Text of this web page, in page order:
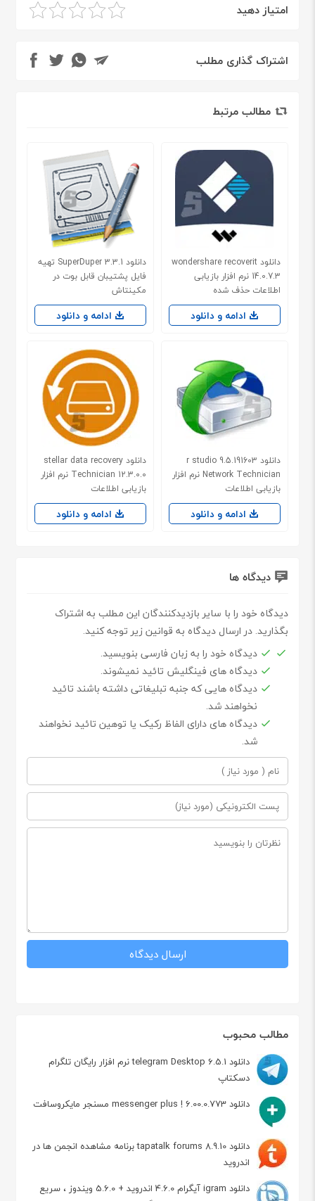
مطالب محبوب
دانلود telegram Desktop 6.5.1 نرم افزار رایگان تلگرام
دسکتاپ
دانلود messenger plus ! 6.00.0.773 مسنجر مایکروسافت
دانلود tapatalk forums 8.9.10 برنامه مشاهده انجمن ها در
اندروید
دانلود igram آیگرام 4.6.0 اندروید + 5.6.0 ویندوز ، سریع
امتیاز دهید
اشتراک گذاری مطلب
مطالب مرتبط
دانلود wondershare recoverit
14.0.7.3 نرم افزار بازیابی
اطلاعات حذف شده
ادامه و دانلود
دانلود SuperDuper 3.3.1 تهیه
فایل پشتیبان قابل بوت در
مکینتاش
ادامه و دانلود
دانلود r studio 9.5.191603
Network Technician نرم افزار
بازیابی اطلاعات
ادامه و دانلود
دانلود stellar data recovery
Technician 12.3.0.0 نرم افزار
بازیابی اطلاعات
ادامه و دانلود
دیدگاه ها
دیدگاه خود را با سایر بازدیدکنندگان این مطلب به اشتراک
بگذارید. در ارسال دیدگاه به قوانین زیر توجه کنید.
دیدگاه خود را به زبان فارسی بنویسید.
دیدگاه های فینگلیش تائید نمیشوند.
دیدگاه هایی که جنبه تبلیغاتی داشته باشند تائید
نخواهند شد.
دیدگاه های دارای الفاظ رکیک یا توهین تائید نخواهند
شد.